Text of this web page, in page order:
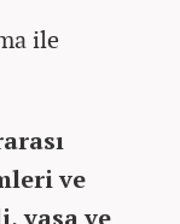
ile
ve
yasa ve